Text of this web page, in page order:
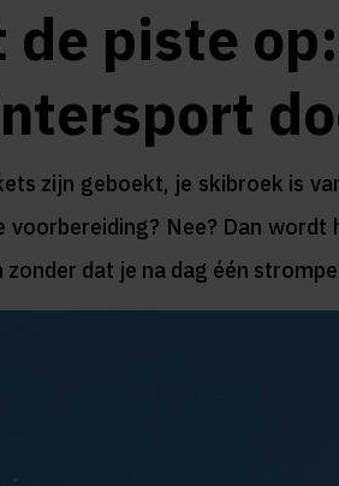
de piste
zijn geboekt, je skibroek is
voorbereiding? Nee? Dan
zonder dat je na dag één